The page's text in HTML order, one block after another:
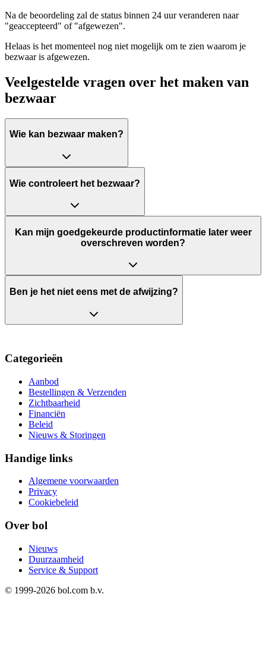
Na de beoordeling zal de status binnen 24 uur veranderen naar
"geaccepteerd" of "afgewezen".
Helaas is het momenteel nog niet mogelijk om te zien waarom je
bezwaar is afgewezen.
Veelgestelde vragen over het maken van
bezwaar
Wie kan bezwaar maken?
Wie controleert het bezwaar?
Kan mijn goedgekeurde productinformatie later weer
overschreven worden?
Ben je het niet eens met de afwijzing?
Categorieën
Aanbod
Bestellingen & Verzenden
Zichtbaarheid
Financiën
Beleid
Nieuws & Storingen
Handige links
Algemene voorwaarden
Privacy
Cookiebeleid
Over bol
Nieuws
Duurzaamheid
Service & Support
© 1999-2026 bol.com b.v.